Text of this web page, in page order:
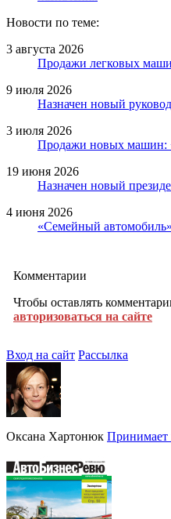
Новости по теме:
3 августа 2026
Продажи легковых
9 июля 2026
Назначен новый
3 июля 2026
Продажи новых машин:
19 июня 2026
Назначен новый
4 июня 2026
«Семейный
Комментарии
Чтобы оставлять
авторизоваться на сайте
Вход на сайт Рассылка
Оксана Хартонюк Принимает